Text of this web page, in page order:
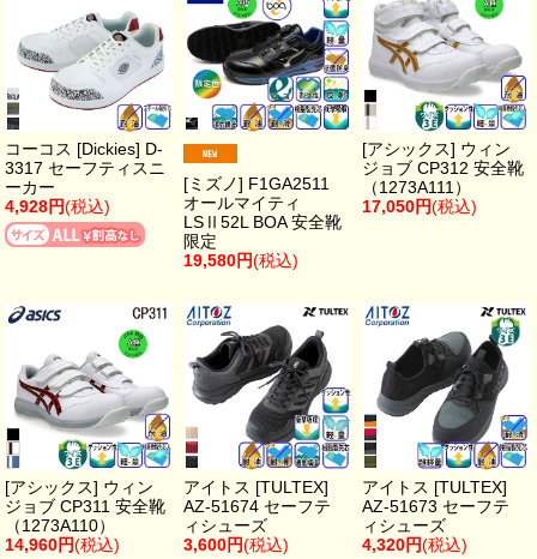
コーコス [Dickies] D-
3317 セーフティスニ
ーカー
4,928円(税込)
[ミズノ] F1GA2511
オールマイティ
LSⅡ52L BOA 安全靴
限定
19,580円(税込)
[アシックス] ウィン
ジョブ CP312 安全靴
（1273A111）
17,050円(税込)
[アシックス] ウィン
ジョブ CP311 安全靴
（1273A110）
14,960円(税込)
アイトス [TULTEX]
AZ-51674 セーフテ
ィシューズ
3,600円(税込)
アイトス [TULTEX]
AZ-51673 セーフテ
ィシューズ
4,320円(税込)